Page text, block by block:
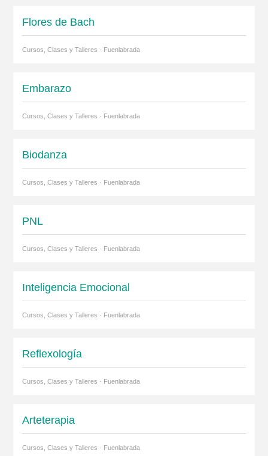
Flores de Bach
Cursos, Clases y Talleres · Fuenlabrada
Embarazo
Cursos, Clases y Talleres · Fuenlabrada
Biodanza
Cursos, Clases y Talleres · Fuenlabrada
PNL
Cursos, Clases y Talleres · Fuenlabrada
Inteligencia Emocional
Cursos, Clases y Talleres · Fuenlabrada
Reflexología
Cursos, Clases y Talleres · Fuenlabrada
Arteterapia
Cursos, Clases y Talleres · Fuenlabrada